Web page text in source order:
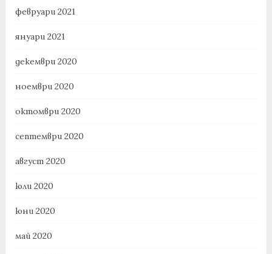
февруари 2021
януари 2021
декември 2020
ноември 2020
октомври 2020
септември 2020
август 2020
юли 2020
юни 2020
май 2020